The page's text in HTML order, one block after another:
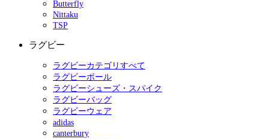
Butterfly
Nittaku
TSP
ラグビー
ラグビーカテゴリすべて
ラグビーボール
ラグビーシューズ・スパイク
ラグビーバッグ
ラグビーウェア
adidas
canterbury